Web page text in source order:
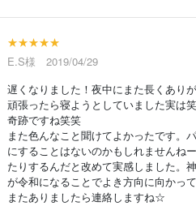
★★★★★
E.S様 2019/04/29
遅くなりました！夜中にまた長くあり
頑張ったら寝ようとしていました実は
奇跡ですね笑笑
また色んなこと聞けてよかったです。
にすることはないのかもしれませんね
たりするんだと改めて実感しました。
が令和になることでよき方向に向かっ
またありましたら連絡しますね☆